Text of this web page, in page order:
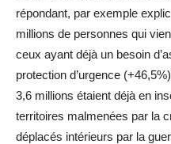
répondant, par exemple
millions de personnes qui
ceux ayant déjà un besoin
protection d’urgence
3,6 millions étaient déjà en
territoires malmenées par la
déplacés intérieurs par la